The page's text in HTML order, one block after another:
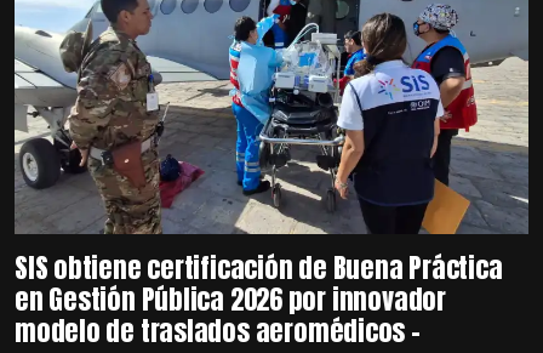
SIS obtiene certificación de Buena Práctica
en Gestión Pública 2026 por innovador
modelo de traslados aeromédicos –